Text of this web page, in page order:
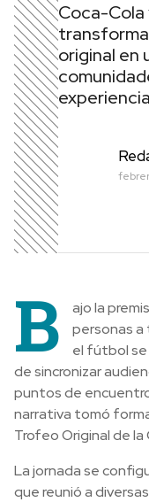
Coca-Cola
original en
B
ajo la
personas a
el fútbol se
de sincronizar
puntos de
narrativa tomó
Trofeo Original de la
La jornada se
que reunió a